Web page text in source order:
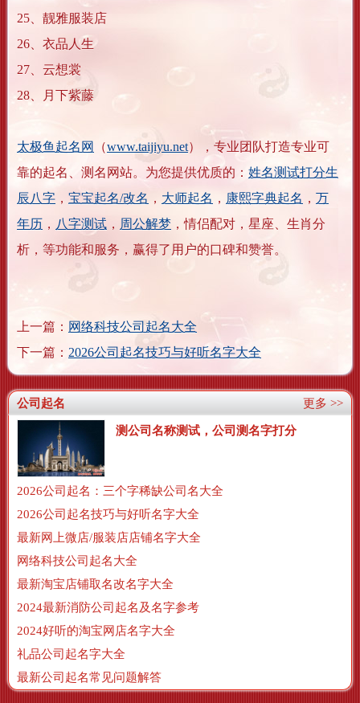
25、靓雅服装店
26、衣品人生
27、云想裳
28、月下紫藤
太极鱼起名网 （www.taijiyu.net），专业团队打造专业可
靠的起名、测名网站。为您提供优质的： 姓名测试打分生
辰八字 ， 宝宝起名/改名 ， 大师起名 ， 康熙字典起名 ， 万
年历 ， 八字测试 ， 周公解梦 ，情侣配对，星座、生肖分
析，等功能和服务，赢得了用户的口碑和赞誉。
上一篇： 网络科技公司起名大全
下一篇： 2026公司起名技巧与好听名字大全
更多 >>
公司起名
测公司名称测试，公司测名字打分
2026公司起名：三个字稀缺公司名大全
2026公司起名技巧与好听名字大全
最新网上微店/服装店店铺名字大全
网络科技公司起名大全
最新淘宝店铺取名改名字大全
2024最新消防公司起名及名字参考
2024好听的淘宝网店名字大全
礼品公司起名字大全
最新公司起名常见问题解答